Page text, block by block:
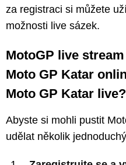
za registraci si můžete
možnosti live sázek.
MotoGP live
Moto GP Katar
Moto GP Katar live?
Abyste si mohli pustit
udělat několik